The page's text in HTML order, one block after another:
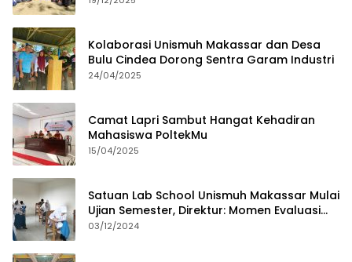
Kolaborasi Unismuh Makassar dan Desa
Bulu Cindea Dorong Sentra Garam Industri
24/04/2025
Camat Lapri Sambut Hangat Kehadiran
Mahasiswa PoltekMu
15/04/2025
Satuan Lab School Unismuh Makassar Mulai
Ujian Semester, Direktur: Momen Evaluasi
Proses Pembelajaran
03/12/2024